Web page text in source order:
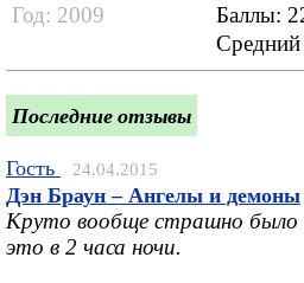
Год: 2009
Баллы:
Средний
Последние отзывы
Гость 24.04.2015
Дэн Браун – Ангелы и демоны
Круто вообще страшно
это в 2 часа ночи.